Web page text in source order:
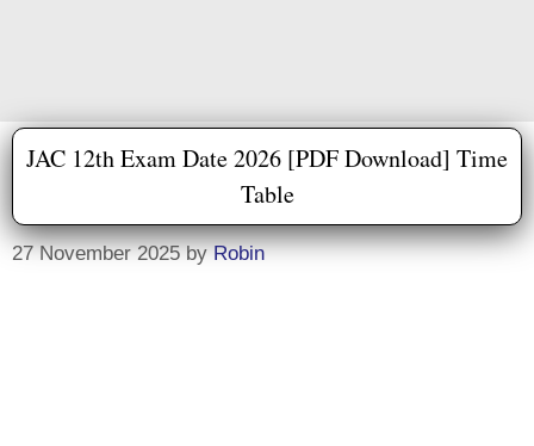
JAC 12th Exam Date 2026 [PDF Download] Time
Table
27 November 2025 byRobin